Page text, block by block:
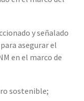
y señalado
asegurar el
en el marco de
sostenible;